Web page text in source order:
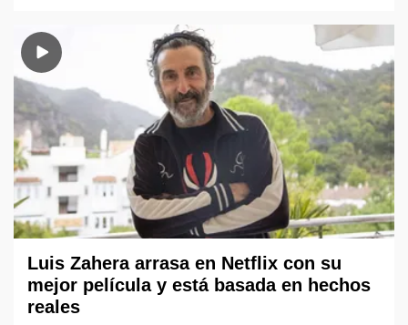
Luis Zahera arrasa en Netflix con su
mejor película y está basada en hechos
reales